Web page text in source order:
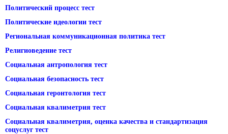
Политический процесс тест
Политические идеологии тест
Региональная коммуникационная политика тест
Религиоведение тест
Социальная антропология тест
Социальная безопасность тест
Социальная геронтология тест
Социальная квалиметрия тест
Социальная квалиметрия, оценка качества и стандартизация
соцуслуг тест